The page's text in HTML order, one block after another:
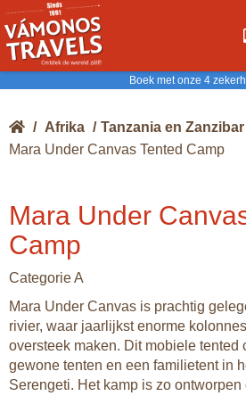
Boek met onze 4
/ Afrika / Tanzania en Zanzibar
Mara Under Canvas Tented Camp
Mara Under
Camp
Categorie A
Mara Under Canvas is prachtig
rivier, waar jaarlijkst enorme
oversteek maken. Dit mobiele tented
gewone tenten en een familietent in
Serengeti. Het kamp is zo ontworpen